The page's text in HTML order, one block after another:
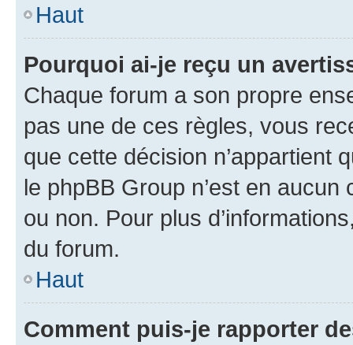
Haut
Pourquoi ai-je reçu un
Chaque forum a son propre
pas une de ces règles, vous
que cette décision n’appartient
le phpBB Group n’est en
ou non. Pour plus
du forum.
Haut
Comment puis-je rapporter